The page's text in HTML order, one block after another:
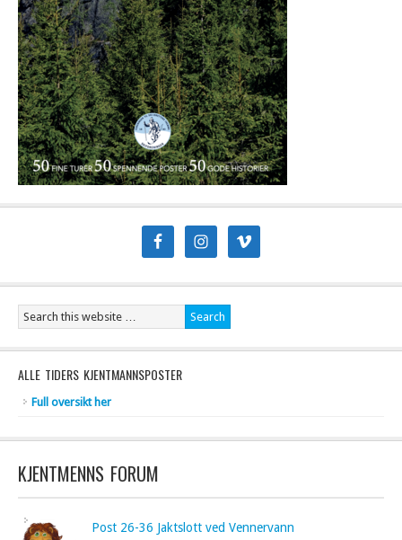
ALLE TIDERS KJENTMANNSPOSTER
Full oversikt her
KJENTMENNS FORUM
Post 26-36 Jaktslott ved Vennervann